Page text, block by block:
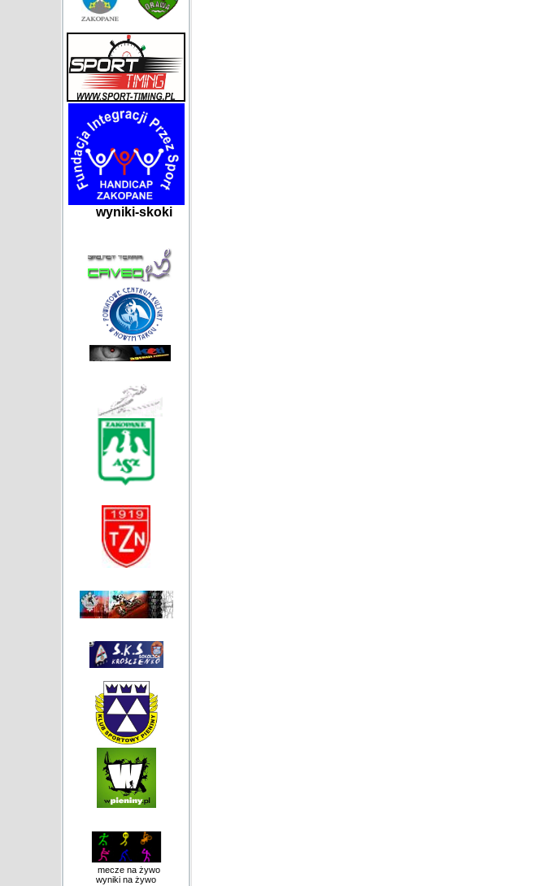
wyniki-skoki
mecze na żywo
wyniki na żywo